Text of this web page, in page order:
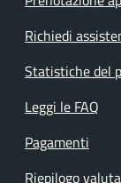
Richiedi
Statistiche del
Leggi le FAQ
Pagamenti
Riepilogo